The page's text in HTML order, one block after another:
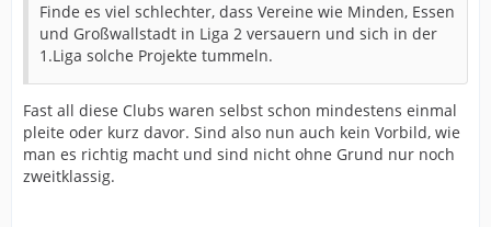
Finde es viel schlechter, dass Vereine wie Minden, Essen
und Großwallstadt in Liga 2 versauern und sich in der
1.Liga solche Projekte tummeln.
Fast all diese Clubs waren selbst schon mindestens einmal
pleite oder kurz davor. Sind also nun auch kein Vorbild, wie
man es richtig macht und sind nicht ohne Grund nur noch
zweitklassig.